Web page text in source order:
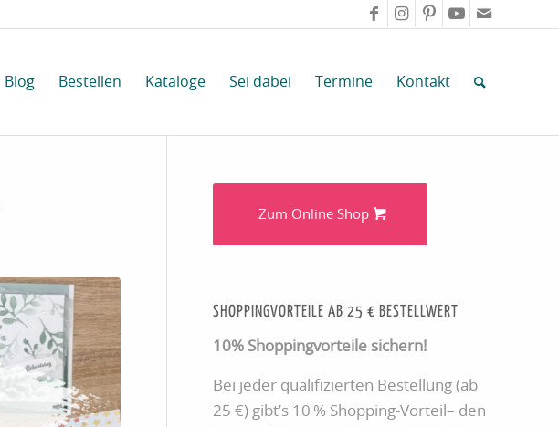
Blog Bestellen Kataloge Sei dabei Termine Kontakt
Zum Online Shop
SHOPPINGVORTEILE AB 25 € BESTELLWERT
10% Shoppingvorteile sichern!
Bei jeder qualifizierten Bestellung (ab
25 €) gibt’s 10 % Shopping-Vorteil– den